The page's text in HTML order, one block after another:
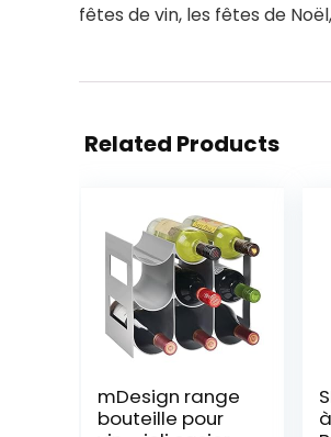
fêtes de vin, les fêtes de
Related Products
mDesign range
bouteille pour